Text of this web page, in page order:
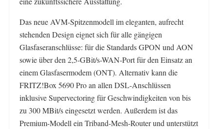
Das neue AVM-Spitzenmodell im eleganten, aufrecht
stehenden Design eignet sich für alle gängigen
Glasfaseranschlüsse: für die Standards GPON und AON
sowie über den 2,5-GBit/s-WAN-Port für den Einsatz an
einem Glasfasermodem (ONT). Alternativ kann die
FRITZ!Box 5690 Pro an allen DSL-Anschlüssen
inklusive Supervectoring für Geschwindigkeiten von bis
zu 300 MBit/s eingesetzt werden. Außerdem ist das
Premium-Modell ein Triband-Mesh-Router und unterstützt